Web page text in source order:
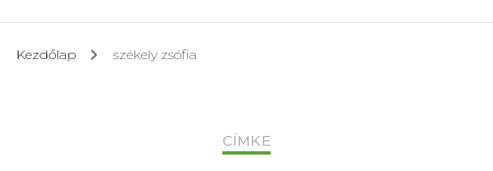
Kezdőlap székely zsófia
CÍMKE